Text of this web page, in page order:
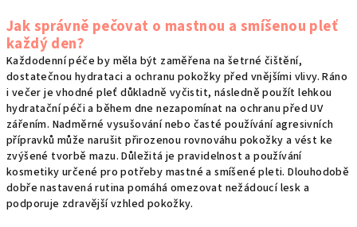
Jak správně pečovat o mastnou a smíšenou pleť
každý den?
Každodenní péče by měla být zaměřena na šetrné čištění,
dostatečnou hydrataci a ochranu pokožky před vnějšími vlivy. Ráno
i večer je vhodné pleť důkladně vyčistit, následně použít lehkou
hydratační péči a během dne nezapomínat na ochranu před UV
zářením. Nadměrné vysušování nebo časté používání agresivních
přípravků může narušit přirozenou rovnováhu pokožky a vést ke
zvýšené tvorbě mazu. Důležitá je pravidelnost a používání
kosmetiky určené pro potřeby mastné a smíšené pleti. Dlouhodobě
dobře nastavená rutina pomáhá omezovat nežádoucí lesk a
podporuje zdravější vzhled pokožky.